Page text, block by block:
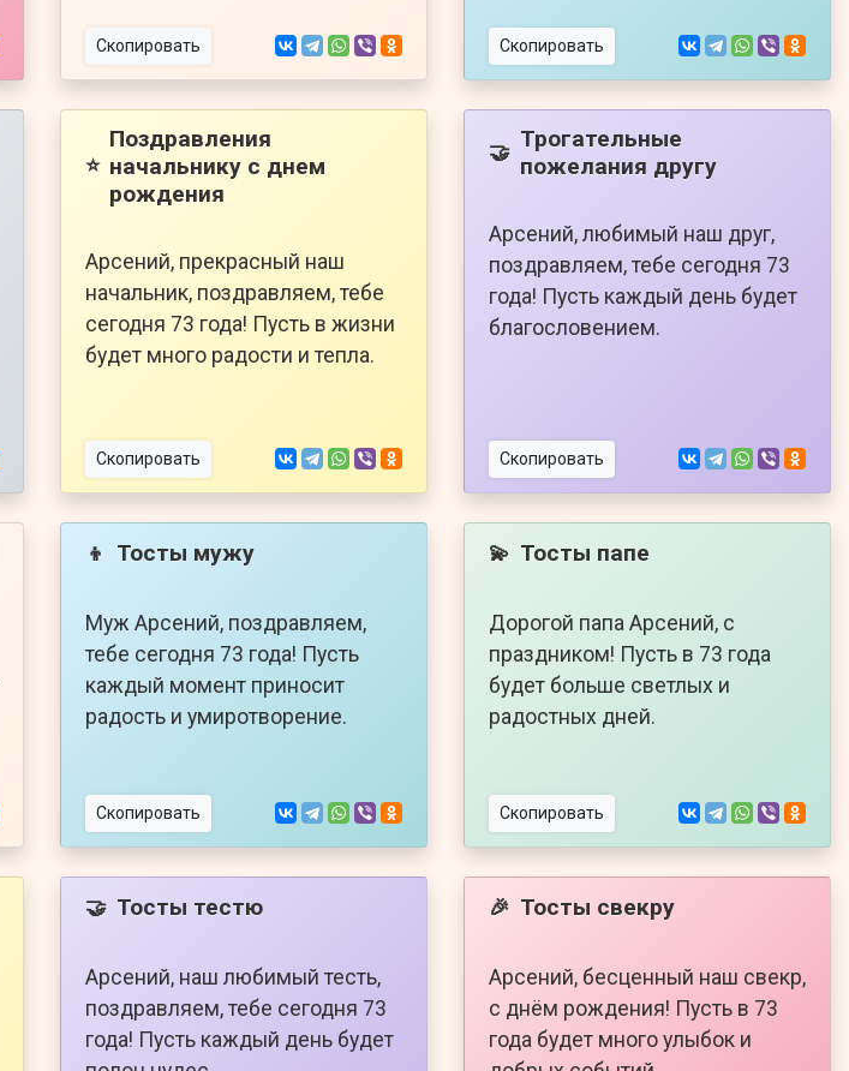
Скопировать Скопировать
⭐
Поздравления
начальнику с днем
рождения
Арсений, прекрасный наш
начальник, поздравляем, тебе
сегодня 73 года! Пусть в жизни
будет много радости и тепла.
Скопировать
🤝 Трогательные
пожелания другу
Арсений, любимый наш друг,
поздравляем, тебе сегодня 73
года! Пусть каждый день будет
благословением.
Скопировать
👦 Тосты мужу
Муж Арсений, поздравляем,
тебе сегодня 73 года! Пусть
каждый момент приносит
радость и умиротворение.
Скопировать
💫 Тосты папе
Дорогой папа Арсений, с
праздником! Пусть в 73 года
будет больше светлых и
радостных дней.
Скопировать
🤝 Тосты тестю
Арсений, наш любимый тесть,
поздравляем, тебе сегодня 73
года! Пусть каждый день будет
🎉 Тосты свекру
Арсений, бесценный наш свекр,
с днём рождения! Пусть в 73
года будет много улыбок и